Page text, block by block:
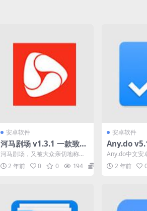
安卓软件
河马剧场 v1.3.1 一款致力
于提供优质短剧的移动应
用
河马剧场，又被大众亲切地称为
河马剧场短剧，是一款致力于提
供优质短剧的移动应用。这...
2 年前 0 0 194
安卓软件
Any.do
办事清单软
Any.do中文安
事清单软件，
P中管理自己
2 年前